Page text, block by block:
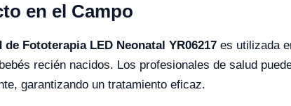
en el Campo
de Fototerapia LED Neonatal YR06217 es utilizada
recién nacidos. Los profesionales de salud
garantizando un tratamiento eficaz.